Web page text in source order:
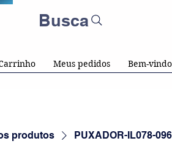
Busca
Meus pedidos Bem-vindo
produtos PUXADOR-IL078-